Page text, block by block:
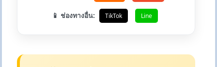
📱 ช่องทางอื่น: TikTok Line